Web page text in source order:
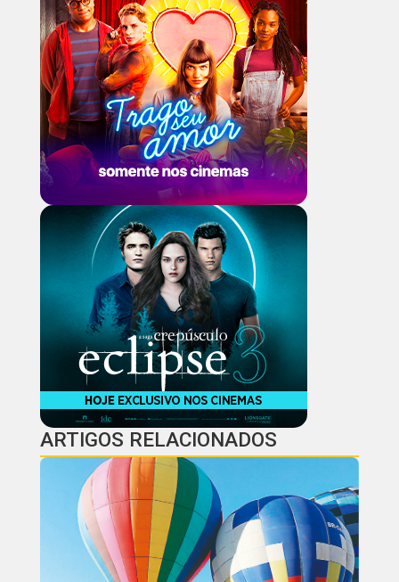
ARTIGOS RELACIONADOS